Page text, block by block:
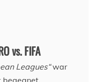
vs. FIFA
Leagues“war
begegnet.